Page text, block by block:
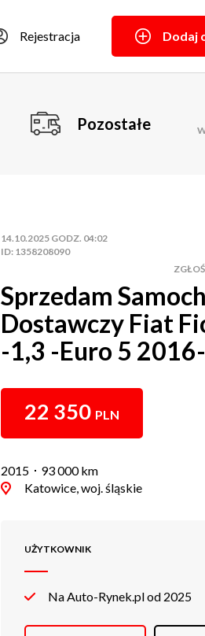
Rejestracja Dodaj
Pozostałe
14.10.2025 GODZ. 04:02
ID: 1358208090
Sprzedam
Dostawczy Fiat
-1,3 -Euro 5
22 350 PLN
2015
93 000 km
Katowice, woj. śląskie
UŻYTKOWNIK
Na Auto-Rynek.pl od 2025